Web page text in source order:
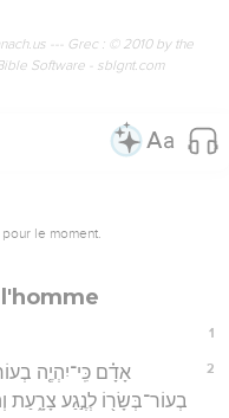
--- Grec : © 2010 by the
Software - sblgnt.com
le moment.
1
2
אָדָ֗ם כִּֽי־יִהְיֶ֤ה
בְעוֹר־בְּשָׂר֖וֹ לְנֶ֣גַע צָרָ֑עַת